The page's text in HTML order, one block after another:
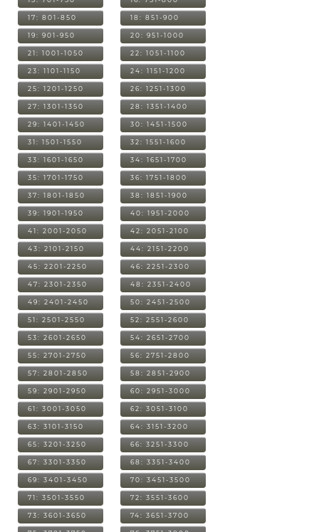
17: 801-850 18: 851-900
19: 901-950 20: 951-1000
21: 1001-1050 22: 1051-1100
23: 1101-1150 24: 1151-1200
25: 1201-1250 26: 1251-1300
27: 1301-1350 28: 1351-1400
29: 1401-1450 30: 1451-1500
31: 1501-1550 32: 1551-1600
33: 1601-1650 34: 1651-1700
35: 1701-1750 36: 1751-1800
37: 1801-1850 38: 1851-1900
39: 1901-1950 40: 1951-2000
41: 2001-2050 42: 2051-2100
43: 2101-2150 44: 2151-2200
45: 2201-2250 46: 2251-2300
47: 2301-2350 48: 2351-2400
49: 2401-2450 50: 2451-2500
51: 2501-2550 52: 2551-2600
53: 2601-2650 54: 2651-2700
55: 2701-2750 56: 2751-2800
57: 2801-2850 58: 2851-2900
59: 2901-2950 60: 2951-3000
61: 3001-3050 62: 3051-3100
63: 3101-3150 64: 3151-3200
65: 3201-3250 66: 3251-3300
67: 3301-3350 68: 3351-3400
69: 3401-3450 70: 3451-3500
71: 3501-3550 72: 3551-3600
73: 3601-3650 74: 3651-3700